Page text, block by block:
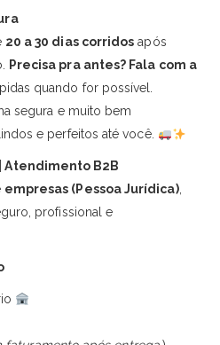
20 a 30 dias corridos após
Precisa pra antes? Fala com a
quando for possível.
segura e muito bem
e perfeitos até você.
Atendimento B2B
empresas (Pessoa Jurídica),
profissional e